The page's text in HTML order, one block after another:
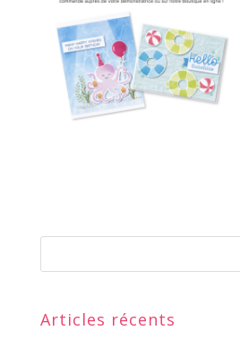
Articles récents